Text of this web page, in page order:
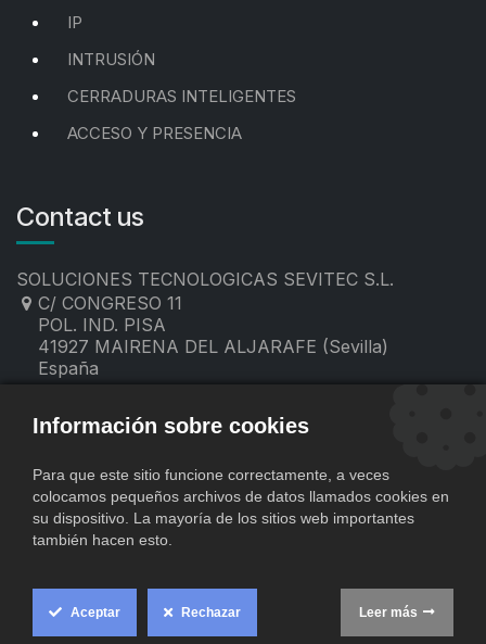
IP
INTRUSIÓN
CERRADURAS INTELIGENTES
ACCESO Y PRESENCIA
Contact us
SOLUCIONES TECNOLOGICAS SEVITEC S.L.
C/ CONGRESO 11
POL. IND. PISA
41927 MAIRENA DEL ALJARAFE (Sevilla)
España
contacto@sevitec.es
Copyright © SOLUCIONES TECNOLOGICAS SEVITEC S.L.
Información sobre cookies
Para que este sitio funcione correctamente, a veces
colocamos pequeños archivos de datos llamados cookies en
su dispositivo. La mayoría de los sitios web importantes
también hacen esto.
Aceptar Rechazar Leer más